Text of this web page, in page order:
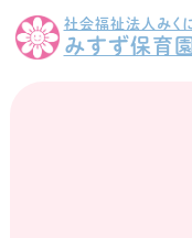
社会福祉法人みく
みすず保育園